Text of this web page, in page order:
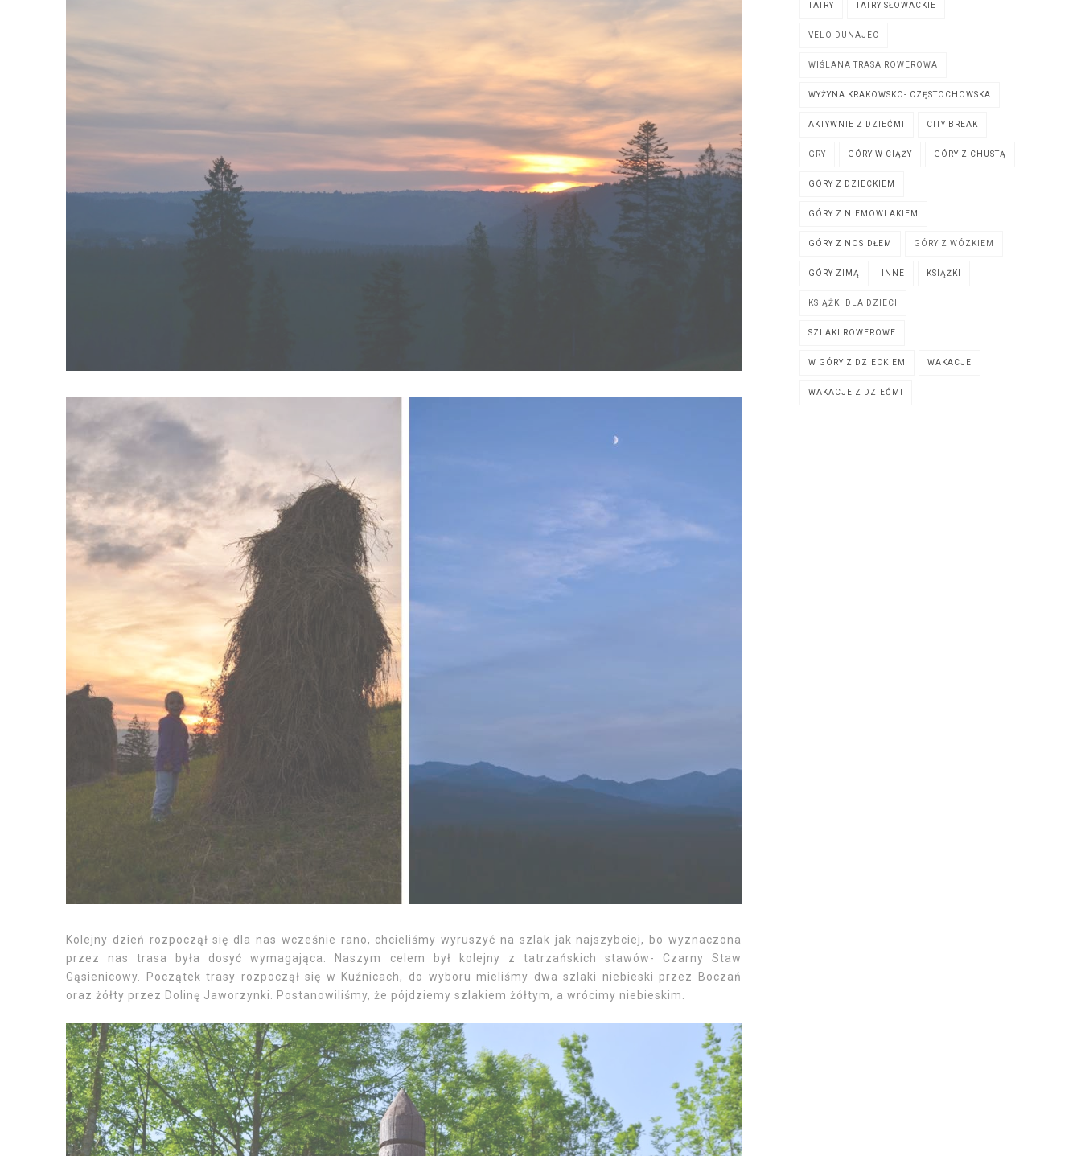
Kolejny dzień rozpoczął się dla nas wcześnie rano, chcieliśmy wyruszyć na szlak jak najszybciej, bo wyznaczona
przez nas trasa była dosyć wymagająca. Naszym celem był kolejny z tatrzańskich stawów- Czarny Staw
Gąsienicowy. Początek trasy rozpoczął się w Kuźnicach, do wyboru mieliśmy dwa szlaki niebieski przez Boczań
oraz żółty przez Dolinę Jaworzynki. Postanowiliśmy, że pójdziemy szlakiem żółtym, a wrócimy niebieskim.
TATRY TATRY SŁOWACKIE
VELO DUNAJEC
WIŚLANA TRASA ROWEROWA
WYŻYNA KRAKOWSKO- CZĘSTOCHOWSKA
AKTYWNIE Z DZIEĆMI CITY BREAK
GRY GÓRY W CIĄŻY GÓRY Z CHUSTĄ
GÓRY Z DZIECKIEM
GÓRY Z NIEMOWLAKIEM
GÓRY Z NOSIDŁEM GÓRY Z WÓZKIEM
GÓRY ZIMĄ INNE KSIĄŻKI
KSIĄŻKI DLA DZIECI
SZLAKI ROWEROWE
W GÓRY Z DZIECKIEM WAKACJE
WAKACJE Z DZIEĆMI